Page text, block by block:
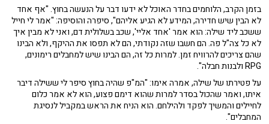
בזמן הקרב, הלוחמים בחדר האוכל לא ידעו דבר על הנעשה בחוץ. "אף אחד
לא הבין שיש חדירה, המידע לא הגיע אליהם", סיפרה והוסיפה: "אמר לי חייל
ששכב ליד שילה: הוא אמר 'אחד אליי', שכב בשלולית דם, ואני לא מבין איך
לא כל צה"ל פה. הם חשבו שזה נקודתי, הם לא תפסו את ההיקף, ולא הבינו
שהם צריכים להרוויח זמן. למרות כל זה, הם הבינו שיש למחבלים רימונים,
RPG ולבנות חבלה".
על פטירתו של שילה, אמרה אימו: "המ"פ שהיה בחוץ סיפר לי ששילה דיבר
איתו, ואמר שהכול בסדר למרות שהוא דימם פצוע, הוא לא אמר כלום
לחיילים והמשיך לפקד ולהילחם. הוא הניח את הראש במקביל לנסיגת
המחבלים".